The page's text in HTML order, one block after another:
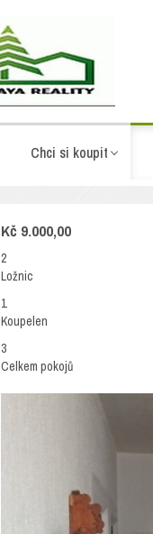
Chci si koupit
Kč 9.000,00
2
Ložnic
1
Koupelen
3
Celkem pokojů